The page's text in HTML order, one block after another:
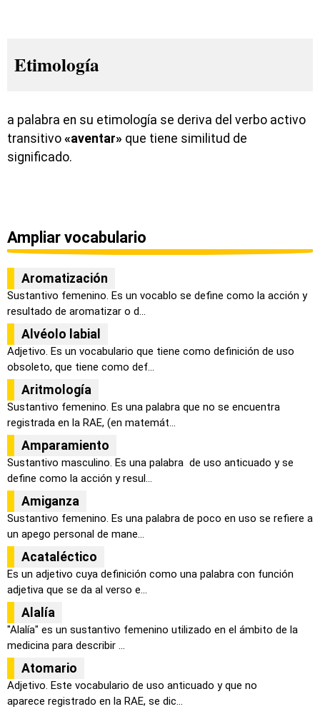
Etimología
a palabra en su etimología se deriva del verbo activo
transitivo «aventar» que tiene similitud de
significado.
Ampliar vocabulario
Aromatización
Sustantivo femenino. Es un vocablo se define como la acción y
resultado de aromatizar o d...
Alvéolo labial
Adjetivo. Es un vocabulario que tiene como definición de uso
obsoleto, que tiene como def...
Aritmología
Sustantivo femenino. Es una palabra que no se encuentra
registrada en la RAE, (en matemát...
Amparamiento
Sustantivo masculino. Es una palabra de uso anticuado y se
define como la acción y resul...
Amiganza
Sustantivo femenino. Es una palabra de poco en uso se refiere a
un apego personal de mane...
Acataléctico
Es un adjetivo cuya definición como una palabra con función
adjetiva que se da al verso e...
Alalía
"Alalía" es un sustantivo femenino utilizado en el ámbito de la
medicina para describir ...
Atomario
Adjetivo. Este vocabulario de uso anticuado y que no
aparece registrado en la RAE, se dic...